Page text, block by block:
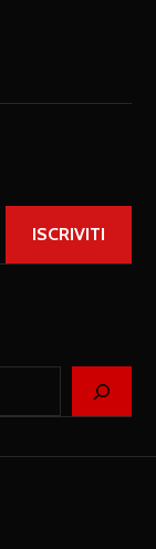
ISCRIVITI